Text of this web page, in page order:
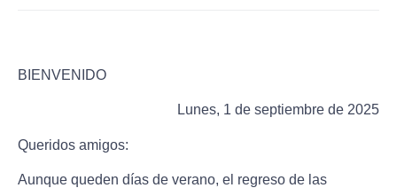
BIENVENIDO
Lunes, 1 de septiembre de 2025
Queridos amigos:
Aunque queden días de verano, el regreso de las